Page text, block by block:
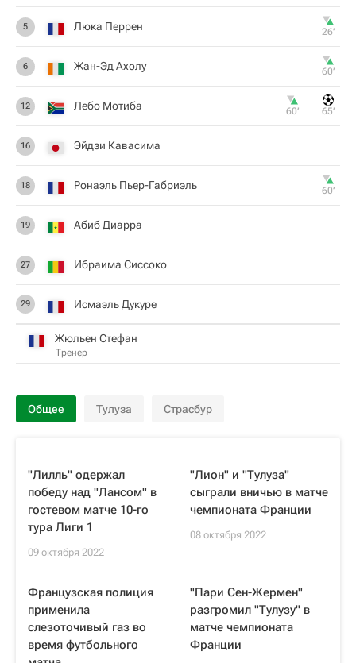
5 Люка Перрен 26‎’‎
6 Жан-Эд Ахолу 60‎’‎
12 Лебо Мотиба 60‎’‎ 65‎’‎
16 Эйдзи Кавасима
18 Ронаэль Пьер-Габриэль 60‎’‎
19 Абиб Диарра
27 Ибраима Сиссоко
29 Исмаэль Дукуре
Жюльен Стефан
Тренер
Общее Тулуза Страсбур
"Лилль" одержал
победу над "Лансом" в
гостевом матче 10-го
тура Лиги 1
09 октября 2022
"Лион" и "Тулуза"
сыграли вничью в матче
чемпионата Франции
08 октября 2022
Французская полиция
применила
слезоточивый газ во
время футбольного
"Пари Сен-Жермен"
разгромил "Тулузу" в
матче чемпионата
Франции